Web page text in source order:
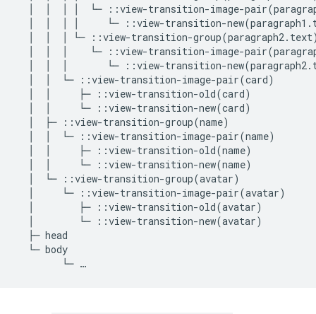
│  │  │ │  └─ ::view-transition-image-
│  │  │ │     └─ ::view-transition-
│  │  │ └─ ::view-transition-
│  │  │    └─ ::view-transition-image-
│  │  │       └─ ::view-transition-
  │  │  └─ ::view-transition-image-pair(card)
  │  │     ├─ ::view-transition-old(card)
  │  │     └─ ::view-transition-new(card)
  │  ├─ ::view-transition-group(name)
  │  │  └─ ::view-transition-image-pair(name)
  │  │     ├─ ::view-transition-old(name)
  │  │     └─ ::view-transition-new(name)
  │  └─ ::view-transition-group(avatar)
  │     └─ ::view-transition-image-pair(avatar)
  │        ├─ ::view-transition-old(avatar)
  │        └─ ::view-transition-new(avatar)
  ├─ head
  └─ body